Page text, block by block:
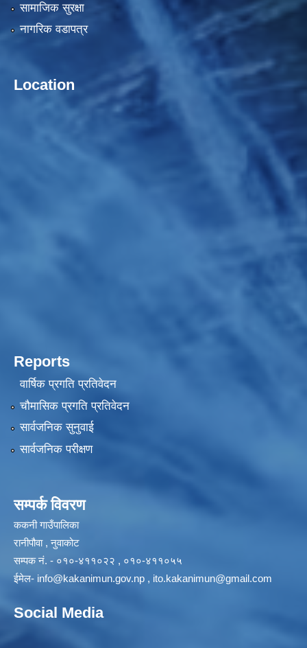
सामाजिक सुरक्षा
नागरिक वडापत्र
Location
Reports
वार्षिक प्रगति प्रतिवेदन
चौमासिक प्रगति प्रतिवेदन
सार्वजनिक सुनुवाई
सार्वजनिक परीक्षण
सम्पर्क विवरण
ककनी गाउँपालिका
रानीपौवा , नुवाकोट
सम्पक नं. - ०१०-४११०२२ , ०१०-४११०५५
ईमेल- info@kakanimun.gov.np , ito.kakanimun@gmail.com
Social Media